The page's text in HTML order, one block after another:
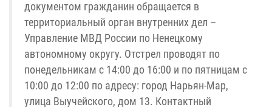
документом гражданин обращается в
территориальный орган внутренних дел –
Управление МВД России по Ненецкому
автономному округу. Отстрел проводят по
понедельникам с 14:00 до 16:00 и по пятницам с
10:00 до 12:00 по адресу: город Нарьян-Мар,
улица Выучейского, дом 13. Контактный